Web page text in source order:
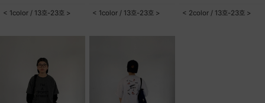
< 1color / 13호-23호 > < 1color / 13호-23호 > < 2color / 13호-23호 >